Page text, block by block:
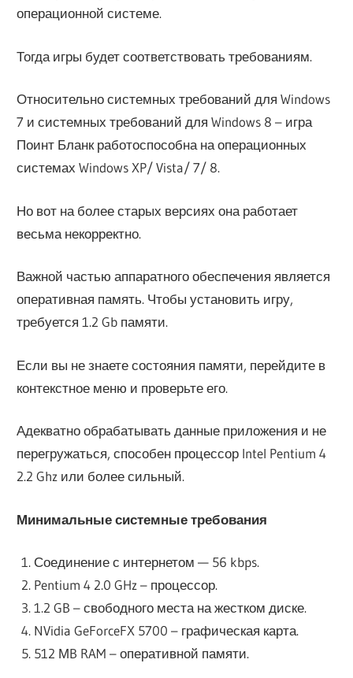
операционной системе.
Тогда игры будет соответствовать требованиям.
Относительно системных требований для Windows
7 и системных требований для Windows 8 – игра
Поинт Бланк работоспособна на операционных
системах Windows XP/ Vista/ 7/ 8.
Но вот на более старых версиях она работает
весьма некорректно.
Важной частью аппаратного обеспечения является
оперативная память. Чтобы установить игру,
требуется 1.2 Gb памяти.
Если вы не знаете состояния памяти, перейдите в
контекстное меню и проверьте его.
Адекватно обрабатывать данные приложения и не
перегружаться, способен процессор Intel Pentium 4
2.2 Ghz или более сильный.
Минимальные системные требования
Соединение с интернетом — 56 kbps.
Pentium 4 2.0 GHz – процессор.
1.2 GB – свободного места на жестком диске.
NVidia GeForceFX 5700 – графическая карта.
512 МB RAM – оперативной памяти.